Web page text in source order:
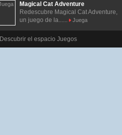
Magical Cat Adventure
Redescubre Magical Cat Adventure,
un juego de la......
Juega
Descubrir el espacio Juegos